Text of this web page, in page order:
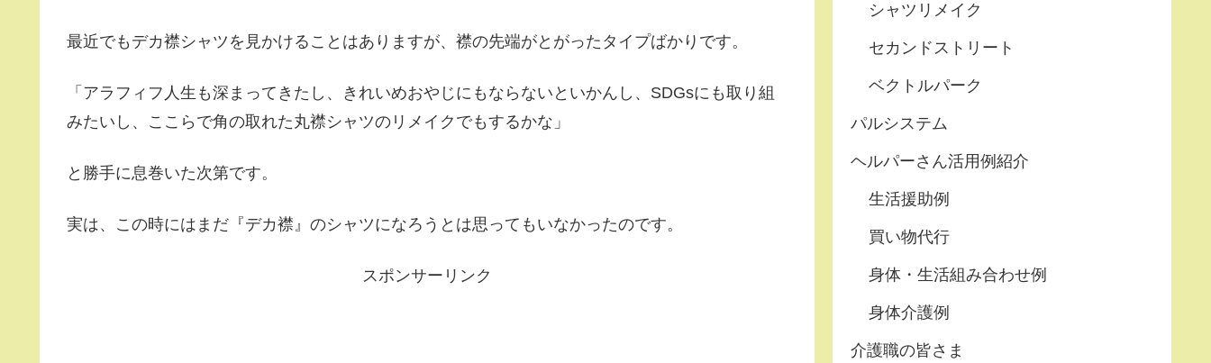
最近でもデカ襟シャツを見かけることはありますが、襟の先端がとがったタイプばかりです。
「アラフィフ人生も深まってきたし、きれいめおやじにもならないといかんし、SDGsにも取り組
みたいし、ここらで角の取れた丸襟シャツのリメイクでもするかな」
と勝手に息巻いた次第です。
実は、この時にはまだ『デカ襟』のシャツになろうとは思ってもいなかったのです。
スポンサーリンク
シャツリメイク
セカンドストリート
ベクトルパーク
パルシステム
ヘルパーさん活用例紹介
生活援助例
買い物代行
身体・生活組み合わせ例
身体介護例
介護職の皆さま